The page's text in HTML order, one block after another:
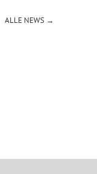
ALLE NEWS →